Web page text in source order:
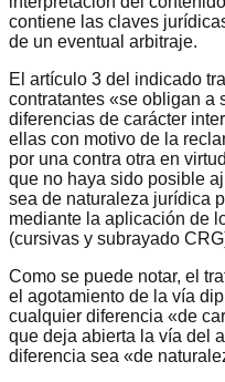
contiene las claves
de un eventual arbitraje.
El artículo 3 del indicado
contratantes «se obligan a
diferencias de carácter
ellas con motivo de la
por una contra otra en
que no haya sido posible
sea de naturaleza jurídica
mediante la aplicación de
(cursivas y subrayado
Como se puede notar, el
el agotamiento de la vía
cualquier diferencia «de
que deja abierta la vía del
diferencia sea «de